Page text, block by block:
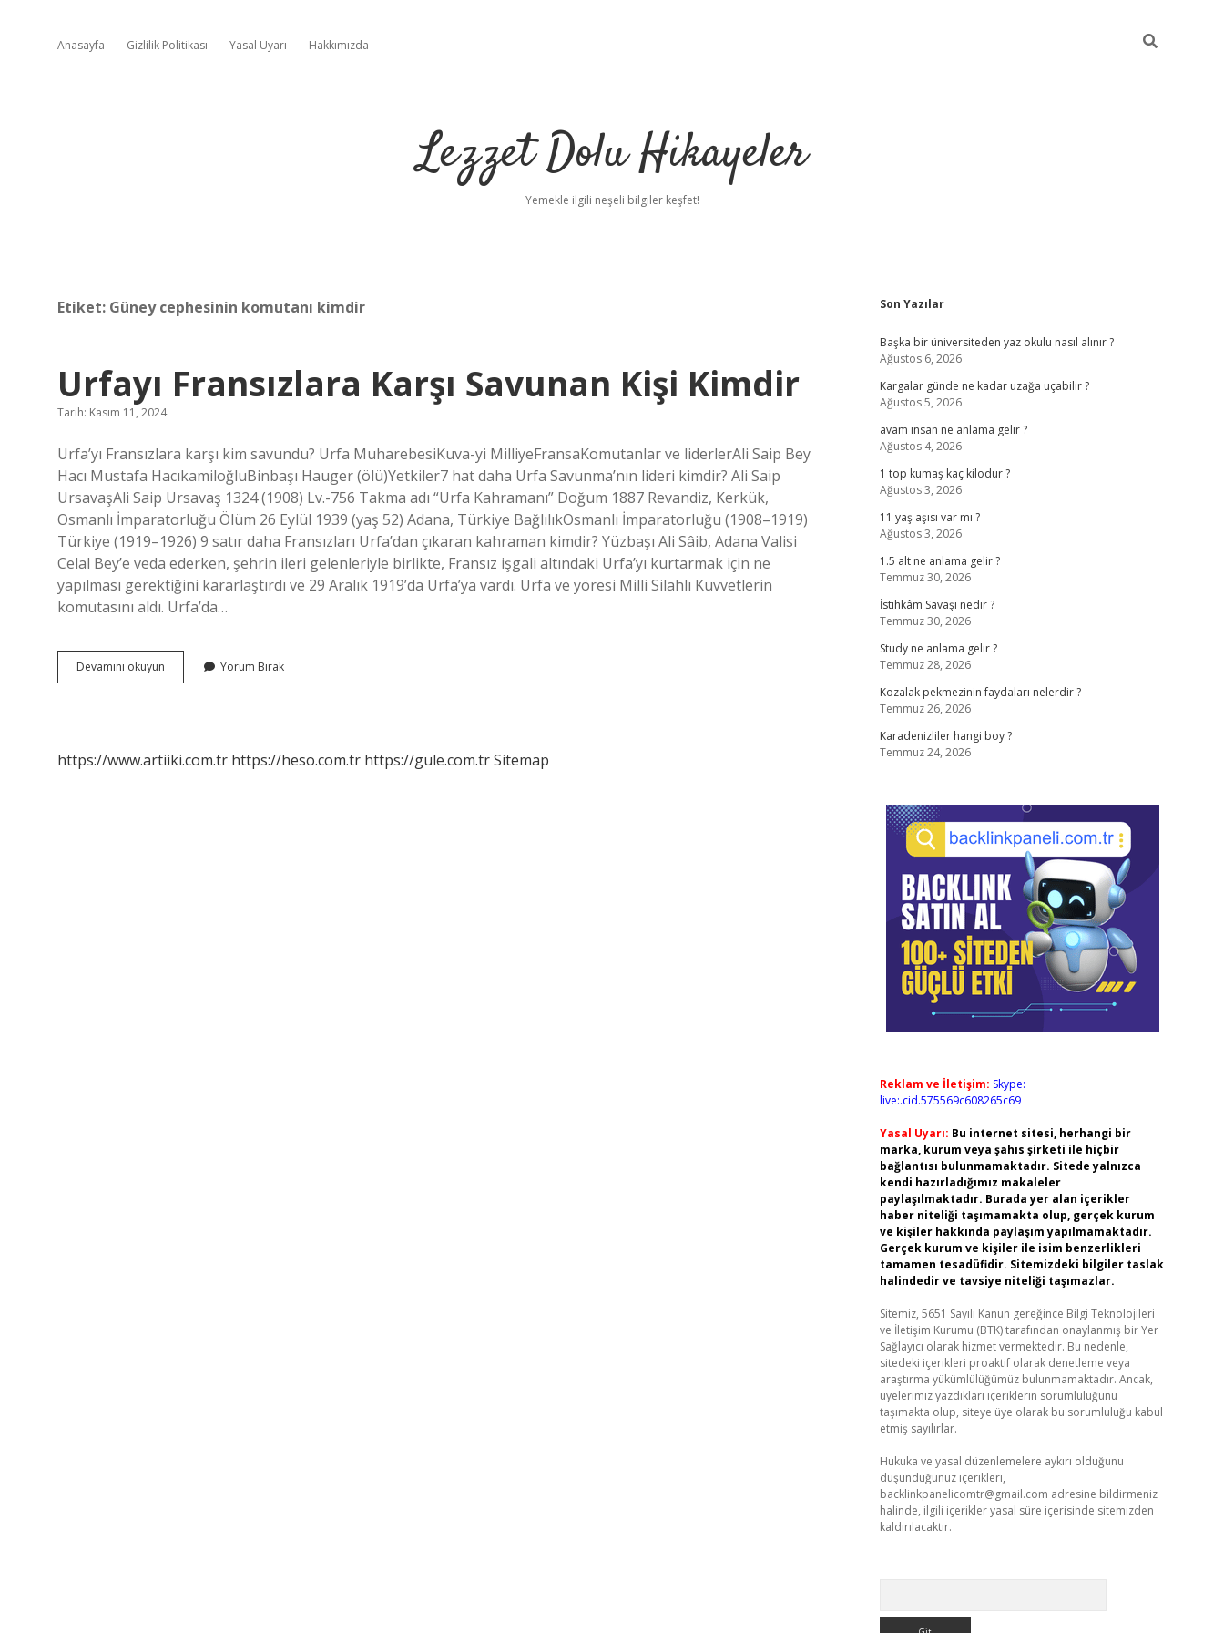
Anasayfa Gizlilik Politikası Yasal Uyarı Hakkımızda
Lezzet Dolu Hikayeler
Yemekle ilgili neşeli bilgiler keşfet!
Etiket: Güney cephesinin komutanı kimdir
Urfayı Fransızlara Karşı Savunan Kişi Kimdir
Tarih: Kasım 11, 2024
Urfa’yı Fransızlara karşı kim savundu? Urfa MuharebesiKuva-yi MilliyeFransaKomutanlar ve liderlerAli Saip Bey
Hacı Mustafa HacıkamiloğluBinbaşı Hauger (ölü)Yetkiler7 hat daha Urfa Savunma’nın lideri kimdir? Ali Saip
UrsavaşAli Saip Ursavaş 1324 (1908) Lv.-756 Takma adı “Urfa Kahramanı” Doğum 1887 Revandiz, Kerkük,
Osmanlı İmparatorluğu Ölüm 26 Eylül 1939 (yaş 52) Adana, Türkiye BağlılıkOsmanlı İmparatorluğu (1908–1919)
Türkiye (1919–1926) 9 satır daha Fransızları Urfa’dan çıkaran kahraman kimdir? Yüzbaşı Ali Sâib, Adana Valisi
Celal Bey’e veda ederken, şehrin ileri gelenleriyle birlikte, Fransız işgali altındaki Urfa’yı kurtarmak için ne
yapılması gerektiğini kararlaştırdı ve 29 Aralık 1919’da Urfa’ya vardı. Urfa ve yöresi Milli Silahlı Kuvvetlerin
komutasını aldı. Urfa’da…
Devamını okuyun
Fransızlara
Yorum Bırak
https://www.artiiki.com.tr https://heso.com.tr https://gule.com.trSitemap
Sidebar
Son Yazılar
Başka bir üniversiteden yaz okulu nasıl alınır ?
Ağustos 6, 2026
Kargalar günde ne kadar uzağa uçabilir ?
Ağustos 5, 2026
avam insan ne anlama gelir ?
Ağustos 4, 2026
1 top kumaş kaç kilodur ?
Ağustos 3, 2026
11 yaş aşısı var mı ?
Ağustos 3, 2026
1.5 alt ne anlama gelir ?
Temmuz 30, 2026
İstihkâm Savaşı nedir ?
Temmuz 30, 2026
Study ne anlama gelir ?
Temmuz 28, 2026
Kozalak pekmezinin faydaları nelerdir ?
Temmuz 26, 2026
Karadenizliler hangi boy ?
Temmuz 24, 2026
Reklam ve İletişim: Skype:
live:.cid.575569c608265c69
Yasal Uyarı: Bu internet sitesi, herhangi bir
marka, kurum veya şahıs şirketi ile hiçbir
bağlantısı bulunmamaktadır. Sitede yalnızca
kendi hazırladığımız makaleler
paylaşılmaktadır. Burada yer alan içerikler
haber niteliği taşımamakta olup, gerçek kurum
ve kişiler hakkında paylaşım yapılmamaktadır.
Gerçek kurum ve kişiler ile isim benzerlikleri
tamamen tesadüfidir. Sitemizdeki bilgiler taslak
halindedir ve tavsiye niteliği taşımazlar.
Sitemiz, 5651 Sayılı Kanun gereğince Bilgi Teknolojileri
ve İletişim Kurumu (BTK) tarafından onaylanmış bir Yer
Sağlayıcı olarak hizmet vermektedir. Bu nedenle,
sitedeki içerikleri proaktif olarak denetleme veya
araştırma yükümlülüğümüz bulunmamaktadır. Ancak,
üyelerimiz yazdıkları içeriklerin sorumluluğunu
taşımakta olup, siteye üye olarak bu sorumluluğu kabul
etmiş sayılırlar.
Hukuka ve yasal düzenlemelere aykırı olduğunu
düşündüğünüz içerikleri,
backlinkpanelicomtr@gmail.com adresine bildirmeniz
halinde, ilgili içerikler yasal süre içerisinde sitemizden
kaldırılacaktır.